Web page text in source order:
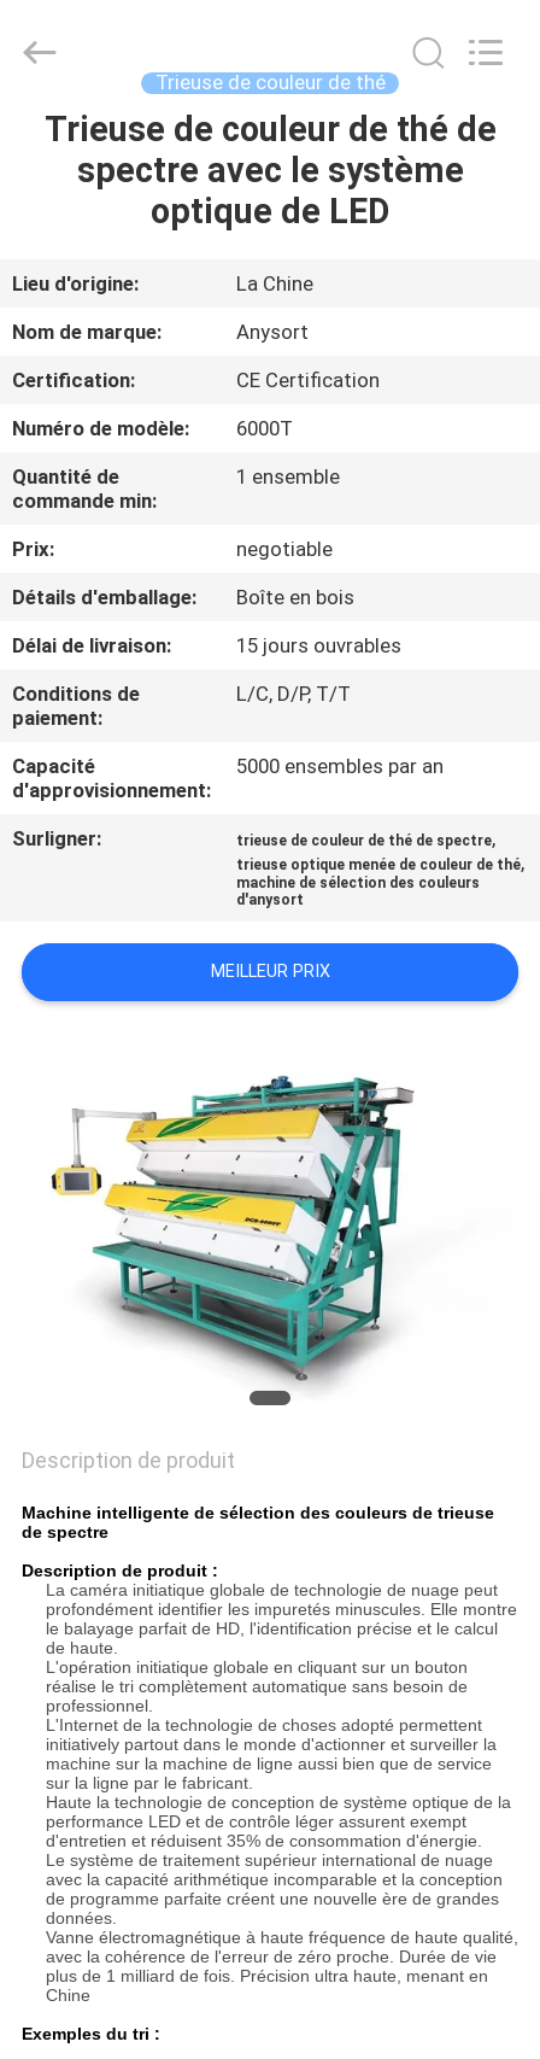
MAISON
PRODUITS
AU
SUJET
DE
VISITE
CONTRÔLE
DE
QUALITÉ
CONTACTEZ-
NOUS
DEMANDEZ
UNE
PLAN
SITE
PRIVACY
POLICY
Optoelectronic
Technology
Reserved.
Trieuse de couleur de thé
Trieuse de couleur de thé de
spectre avec le système
optique de LED
Lieu d'origine:
La Chine
Nom de marque:
Anysort
Certification:
CE Certification
Numéro de modèle:
6000T
Quantité de
commande min:
1 ensemble
Prix:
negotiable
Détails d'emballage:
Boîte en bois
Délai de livraison:
15 jours ouvrables
Conditions de
paiement:
L/C, D/P, T/T
Capacité
d'approvisionnement:
5000 ensembles par an
Surligner: trieuse de couleur de thé de spectre,
trieuse optique menée de couleur de thé,
machine de sélection des couleurs
d'anysort
MEILLEUR PRIX
Description de produit
Machine intelligente de sélection des couleurs de trieuse
de spectre
Description de produit :
La caméra initiatique globale de technologie de nuage peut
profondément identifier les impuretés minuscules. Elle montre
le balayage parfait de HD, l'identification précise et le calcul
de haute.
L'opération initiatique globale en cliquant sur un bouton
réalise le tri complètement automatique sans besoin de
professionnel.
L'Internet de la technologie de choses adopté permettent
initiatively partout dans le monde d'actionner et surveiller la
machine sur la machine de ligne aussi bien que de service
sur la ligne par le fabricant.
Haute la technologie de conception de système optique de la
performance LED et de contrôle léger assurent exempt
d'entretien et réduisent 35% de consommation d'énergie.
Le système de traitement supérieur international de nuage
avec la capacité arithmétique incomparable et la conception
de programme parfaite créent une nouvelle ère de grandes
données.
Vanne électromagnétique à haute fréquence de haute qualité,
avec la cohérence de l'erreur de zéro proche. Durée de vie
plus de 1 milliard de fois. Précision ultra haute, menant en
Chine
Exemples du tri :